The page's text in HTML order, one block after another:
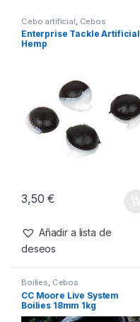
Cebo artificial Cebos
Enterprise Tackle Artificial
Hemp
3,50€
Añadir a lista de
deseos
Boilies, Cebos
CC Moore Live System
Boilies 18mm 1kg